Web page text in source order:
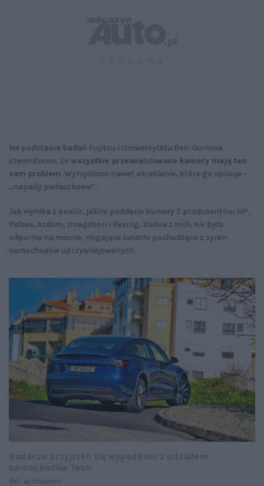
Na podstawie badań Fujitsu i Uniwersytetu Ben-Guriona
stwierdzono, że wszystkie przeanalizowane kamery mają ten
sam problem. Wymyślono nawet określenie, które go opisuje –
„napady padaczkowe”.
Jak wynika z analiz, jakim poddano kamery 5 producentów: HP,
Pelsee, Azdom, Imagebon i Rexing, żadna z nich nie była
odporna na mocne, migające światło pochodzące z syren
samochodów uprzywilejowanych.